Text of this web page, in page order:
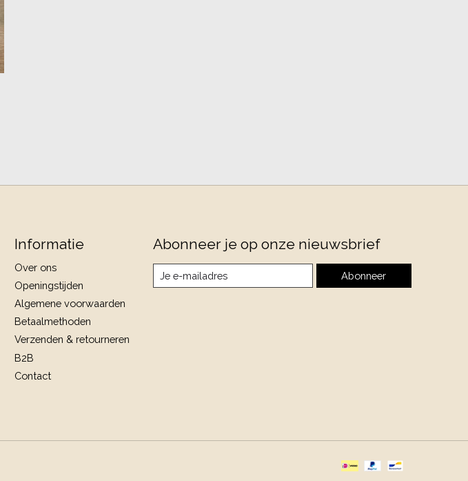
Informatie
Over ons
Openingstijden
Algemene voorwaarden
Betaalmethoden
Verzenden & retourneren
B2B
Contact
Abonneer je op onze nieuwsbrief
Abonneer